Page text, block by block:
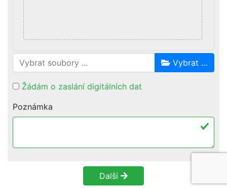
Vybrat …
Žádám o zaslání digitálních dat
Poznámka
Další